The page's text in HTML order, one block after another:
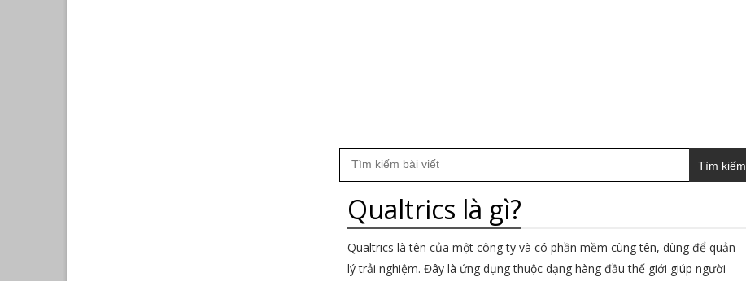
Tìm kiếm
Qualtrics là gì?
Qualtrics là tên của một công ty và có phần mềm cùng tên, dùng để quản
lý trải nghiệm. Đây là ứng dụng thuộc dạng hàng đầu thế giới giúp người